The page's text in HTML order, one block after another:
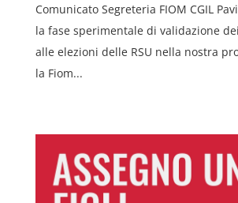
Comunicato Segreteria FIOM CGIL
la fase sperimentale di validazione
alle elezioni delle RSU nella nostra
la Fiom...